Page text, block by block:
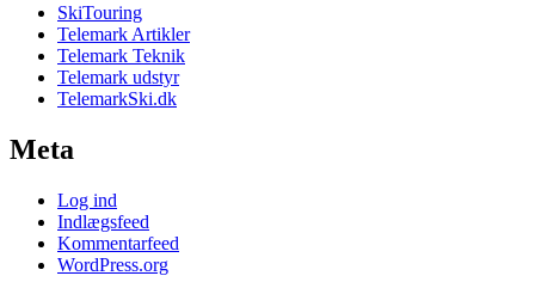
SkiTouring
Telemark Artikler
Telemark Teknik
Telemark udstyr
TelemarkSki.dk
Meta
Log ind
Indlægsfeed
Kommentarfeed
WordPress.org